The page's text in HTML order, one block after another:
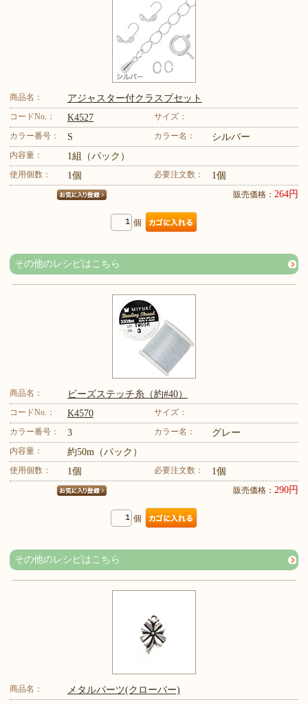
商品名： アジャスター付クラスプセット
コードNo.： K4527
サイズ：
カラー番号：
S カラー名： シルバー
内容量： 1組（パック）
使用個数： 1個 必要注文数： 1個
販売価格： 264円
個
その他のレシピはこちら
商品名： ビーズステッチ糸（約#40）
コードNo.： K4570
サイズ：
カラー番号：
3 カラー名： グレー
内容量： 約50m（パック）
使用個数： 1個 必要注文数： 1個
販売価格： 290円
個
その他のレシピはこちら
商品名： メタルパーツ(クローバー)